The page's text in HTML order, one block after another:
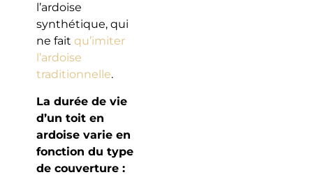
l’ardoise
synthétique, qui
ne fait qu’imiter
l’ardoise
traditionnelle.
La durée de vie
d’un toit en
ardoise varie en
fonction du type
de couverture :